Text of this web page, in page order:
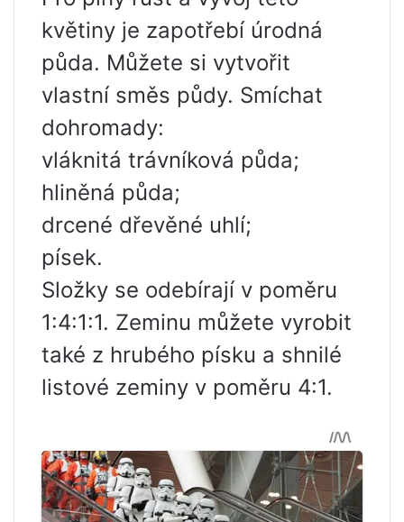
květiny je zapotřebí úrodná
půda. Můžete si vytvořit
vlastní směs půdy. Smíchat
dohromady:
vláknitá trávníková půda;
hliněná půda;
drcené dřevěné uhlí;
písek.
Složky se odebírají v poměru
1:4:1:1. Zeminu můžete vyrobit
také z hrubého písku a shnilé
listové zeminy v poměru 4:1.